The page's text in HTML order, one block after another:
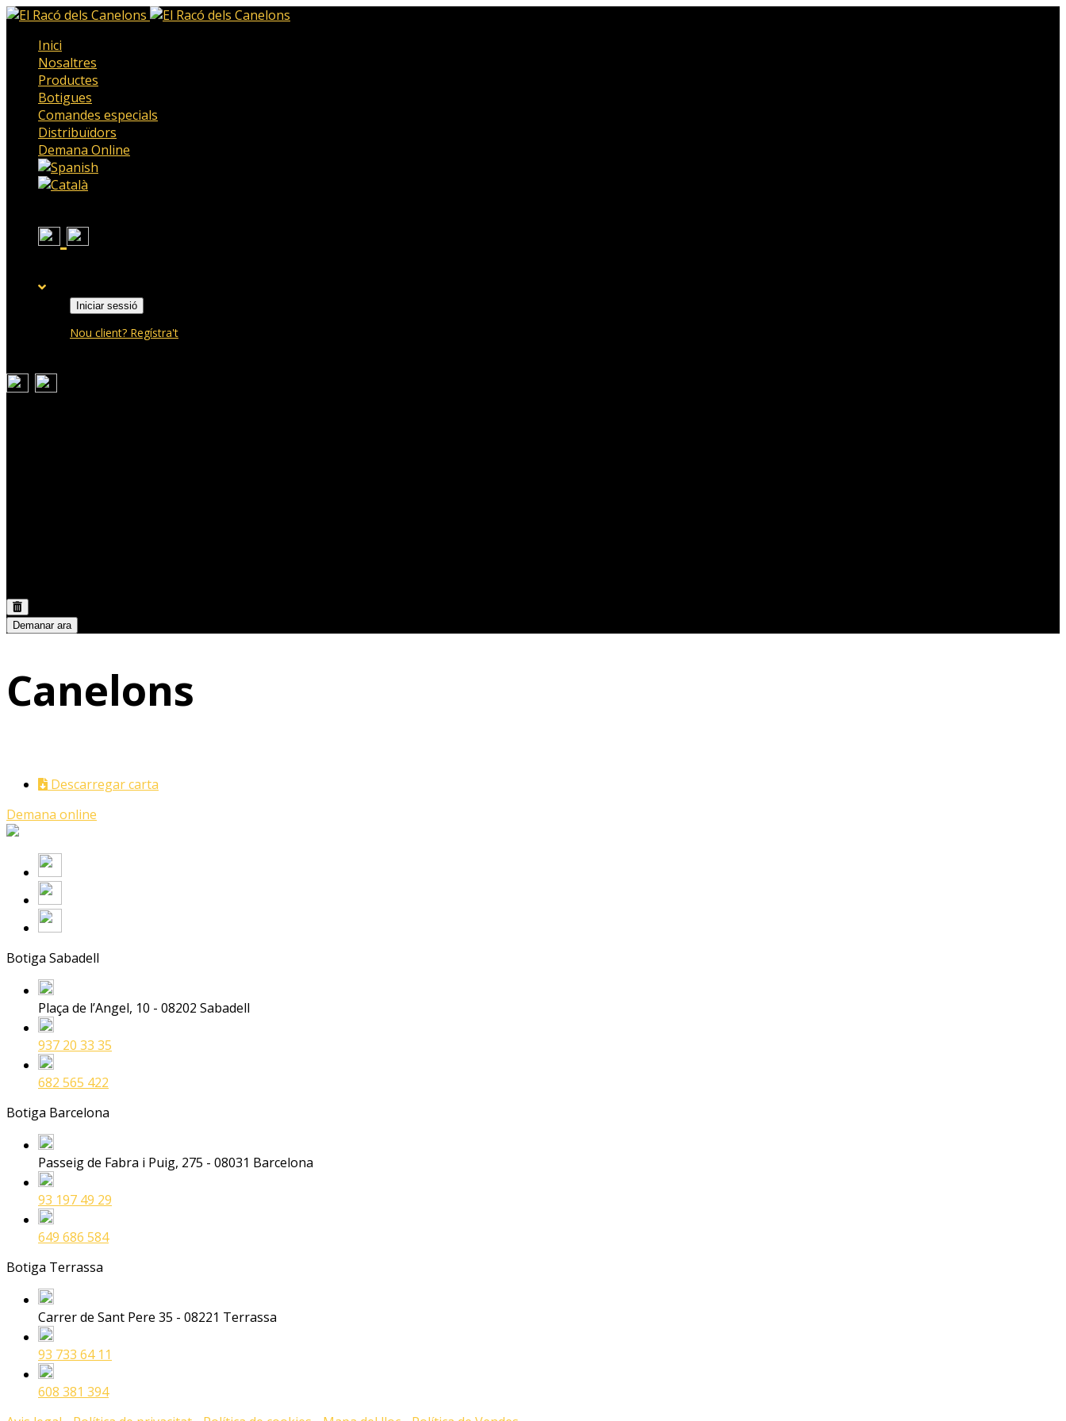
Inici
Nosaltres
Productes
Botigues
Comandes especials
Distribuïdors
Demana Online
Iniciar sessió
Nou client? Regístra't
Demanar ara
Canelons
Descarregar carta
Demana online
Botiga Sabadell
Plaça de l’Angel, 10 - 08202 Sabadell
937 20 33 35
682 565 422
Botiga Barcelona
Passeig de Fabra i Puig, 275 - 08031 Barcelona
93 197 49 29
649 686 584
Botiga Terrassa
Carrer de Sant Pere 35 - 08221 Terrassa
93 733 64 11
608 381 394